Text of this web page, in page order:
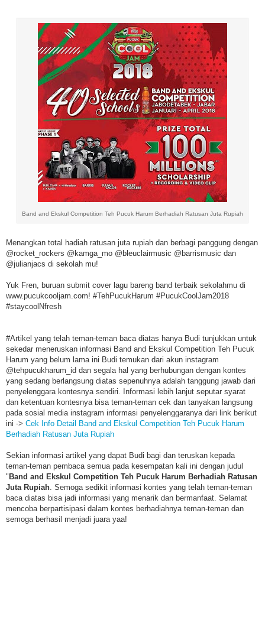
Band and Ekskul Competition Teh Pucuk Harum Berhadiah Ratusan Juta Rupiah
Menangkan total hadiah ratusan juta rupiah dan berbagi panggung dengan
@rocket_rockers @kamga_mo @bleuclairmusic @barrismusic dan
@julianjacs di sekolah mu!
Yuk Fren, buruan submit cover lagu bareng band terbaik sekolahmu di
www.pucukcooljam.com! #TehPucukHarum #PucukCoolJam2018
#staycoolNfresh
#Artikel yang telah teman-teman baca diatas hanya Budi tunjukkan untuk
sekedar meneruskan informasi Band and Ekskul Competition Teh Pucuk
Harum yang belum lama ini Budi temukan dari akun instagram
@tehpucukharum_id dan segala hal yang berhubungan dengan kontes
yang sedang berlangsung diatas sepenuhnya adalah tanggung jawab dari
penyelenggara kontesnya sendiri. Informasi lebih lanjut seputar syarat
dan ketentuan kontesnya bisa teman-teman cek dan tanyakan langsung
pada sosial media instagram informasi penyelenggaranya dari link berikut
ini -> Cek Info Detail Band and Ekskul Competition Teh Pucuk Harum
Berhadiah Ratusan Juta Rupiah
Sekian informasi artikel yang dapat Budi bagi dan teruskan kepada
teman-teman pembaca semua pada kesempatan kali ini dengan judul
" Band and Ekskul Competition Teh Pucuk Harum Berhadiah Ratusan
Juta Rupiah. Semoga sedikit informasi kontes yang telah teman-teman
baca diatas bisa jadi informasi yang menarik dan bermanfaat. Selamat
mencoba berpartisipasi dalam kontes berhadiahnya teman-teman dan
semoga berhasil menjadi juara yaa!